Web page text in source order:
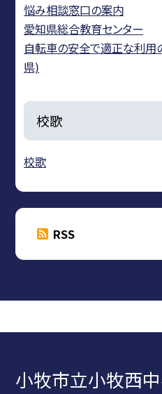
悩み相談窓口の案内
愛知県総合教育センター
自転車の安全で適正な利用
県)
校歌
校歌
RSS
小牧市立小牧西